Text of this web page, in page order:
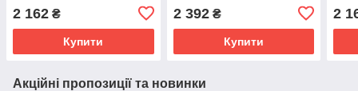
2 162 ₴
Купити
2 392₴
Купити
2
Акційні пропозиції та новинки